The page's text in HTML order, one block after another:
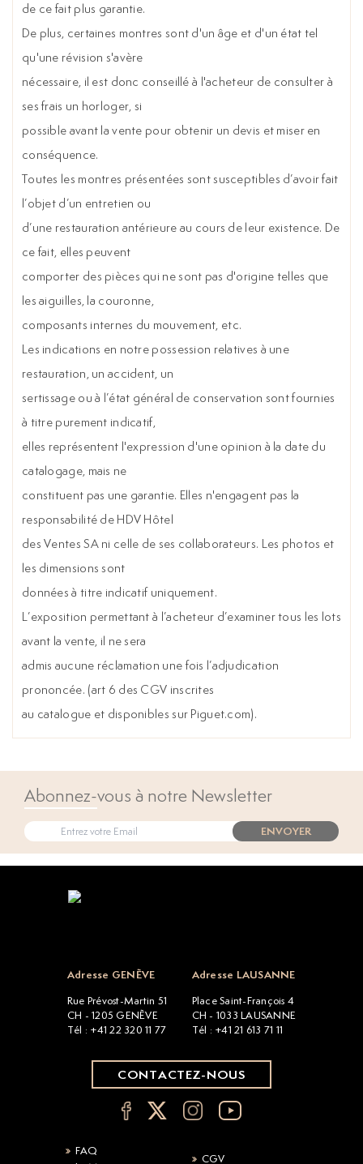
de ce fait plus garantie.
De plus, certaines montres sont d'un âge et d'un état tel
qu'une révision s'avère
nécessaire, il est donc conseillé à l'acheteur de consulter à
ses frais un horloger, si
possible avant la vente pour obtenir un devis et miser en
conséquence.
Toutes les montres présentées sont susceptibles d’avoir fait
l’objet d’un entretien ou
d’une restauration antérieure au cours de leur existence. De
ce fait, elles peuvent
comporter des pièces qui ne sont pas d'origine telles que
les aiguilles, la couronne,
composants internes du mouvement, etc.
Les indications en notre possession relatives à une
restauration, un accident, un
sertissage ou à l’état général de conservation sont fournies
à titre purement indicatif,
elles représentent l'expression d'une opinion à la date du
catalogage, mais ne
constituent pas une garantie. Elles n'engagent pas la
responsabilité de HDV Hôtel
des Ventes SA ni celle de ses collaborateurs. Les photos et
les dimensions sont
données à titre indicatif uniquement.
L’exposition permettant à l’acheteur d’examiner tous les lots
avant la vente, il ne sera
admis aucune réclamation une fois l’adjudication
prononcée. (art 6 des CGV inscrites
au catalogue et disponibles sur Piguet.com).
Abonnez-vous à notre Newsletter
ENVOYER
Adresse GENÈVE
Rue Prévost-Martin 51
CH - 1205 GENÈVE
Tél : +41 22 320 11 77
Adresse LAUSANNE
Place Saint-François 4
CH - 1033 LAUSANNE
Tél : +41 21 613 71 11
CONTACTEZ-NOUS
FAQ
CGV